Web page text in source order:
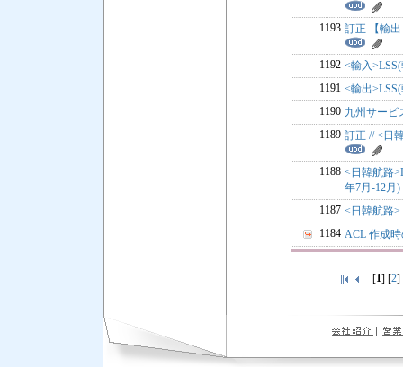
1193 訂正 【輸
1192 <輸入
1191 <輸出
1190 九州サービ
1189 訂正 // <日
1188 <日韓航路
年7月-12月)
1187 <日韓航路>
1184 ACL 作成
[1] [2]